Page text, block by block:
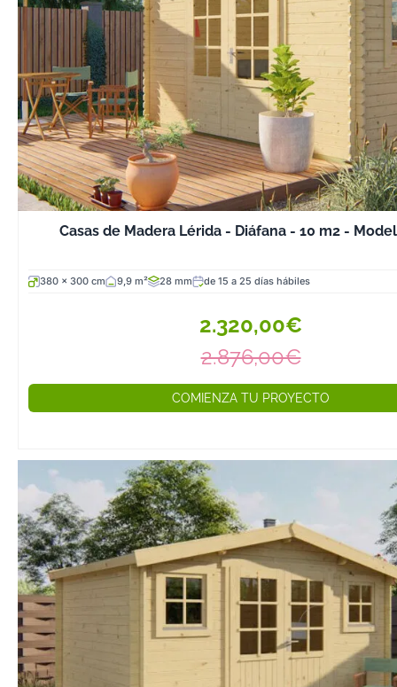
Casas de Madera Lérida - Diáfana - 10 m2 -
380 x 300 cm 9,9 m² 28 mm de 15 a 25 días hábiles
2.320,00€
2.876,00€
COMIENZA TU PROYECTO